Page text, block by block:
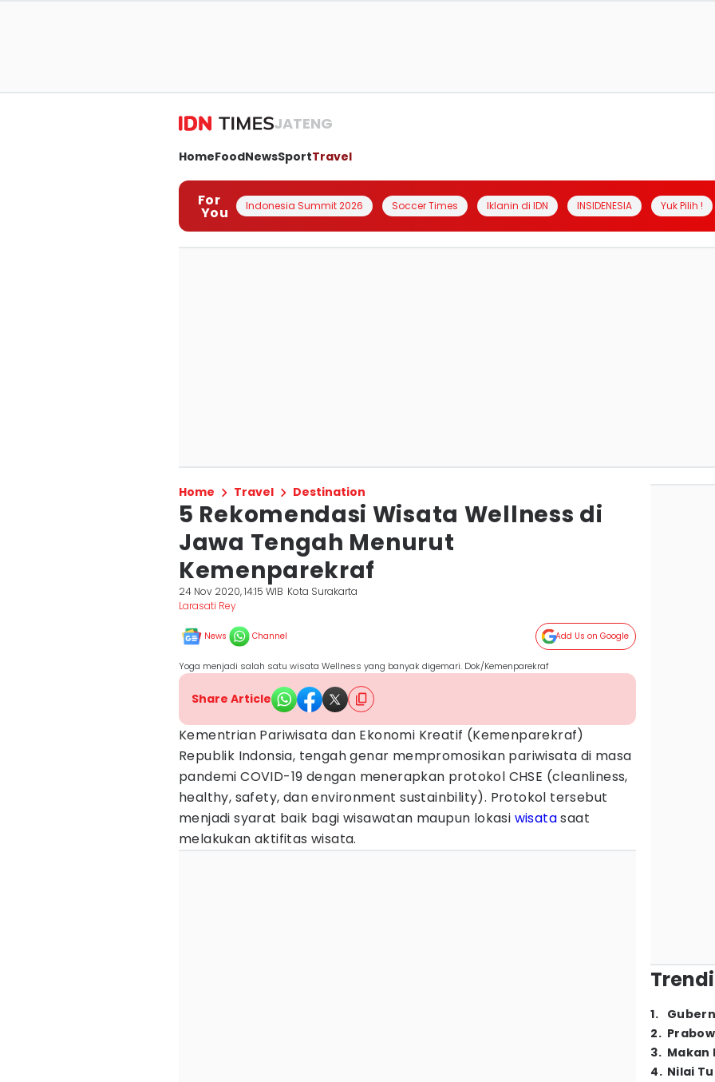
JATENG
HomeFoodNewsSportTravel
For
You Indonesia Summit 2026 Soccer Times Iklanin di IDN INSIDENESIA Yuk Pilih !
Home Travel Destination
5 Rekomendasi Wisata Wellness di
Jawa Tengah Menurut
Kemenparekraf
24 Nov 2020, 14:15 WIB Kota Surakarta
Larasati Rey
News Channel Add Us on Google
Yoga menjadi salah satu wisata Wellness yang banyak digemari. Dok/Kemenparekraf
Share Article
Kementrian Pariwisata dan Ekonomi Kreatif (Kemenparekraf)
Republik Indonsia, tengah genar mempromosikan pariwisata di masa
pandemi COVID-19 dengan menerapkan protokol CHSE (cleanliness,
healthy, safety, dan environment sustainbility). Protokol tersebut
menjadi syarat baik bagi wisawatan maupun lokasi wisatasaat
melakukan aktifitas wisata.
1.
2.
3. Makan
4. Nilai